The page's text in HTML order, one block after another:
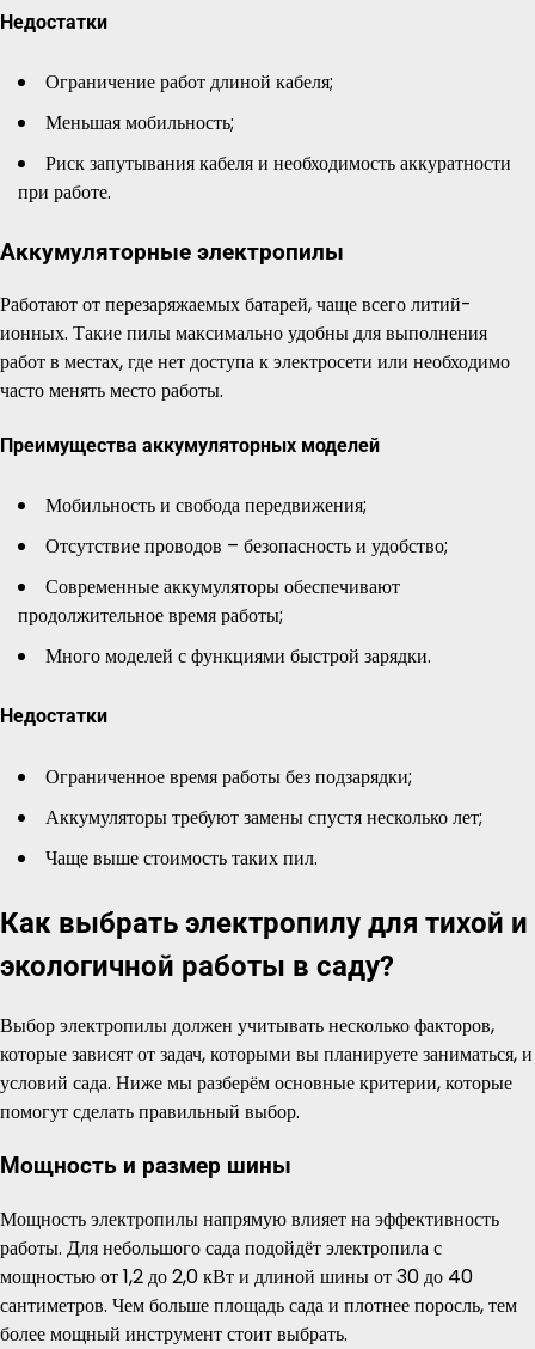
Недостатки
Ограничение работ длиной кабеля;
Меньшая мобильность;
Риск запутывания кабеля и необходимость аккуратности
при работе.
Аккумуляторные электропилы
Работают от перезаряжаемых батарей, чаще всего литий-
ионных. Такие пилы максимально удобны для выполнения
работ в местах, где нет доступа к электросети или необходимо
часто менять место работы.
Преимущества аккумуляторных моделей
Мобильность и свобода передвижения;
Отсутствие проводов – безопасность и удобство;
Современные аккумуляторы обеспечивают
продолжительное время работы;
Много моделей с функциями быстрой зарядки.
Недостатки
Ограниченное время работы без подзарядки;
Аккумуляторы требуют замены спустя несколько лет;
Чаще выше стоимость таких пил.
Как выбрать электропилу для тихой и
экологичной работы в саду?
Выбор электропилы должен учитывать несколько факторов,
которые зависят от задач, которыми вы планируете заниматься, и
условий сада. Ниже мы разберём основные критерии, которые
помогут сделать правильный выбор.
Мощность и размер шины
Мощность электропилы напрямую влияет на эффективность
работы. Для небольшого сада подойдёт электропила с
мощностью от 1,2 до 2,0 кВт и длиной шины от 30 до 40
сантиметров. Чем больше площадь сада и плотнее поросль, тем
более мощный инструмент стоит выбрать.